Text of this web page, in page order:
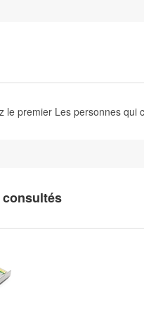
le premier Les personnes qui